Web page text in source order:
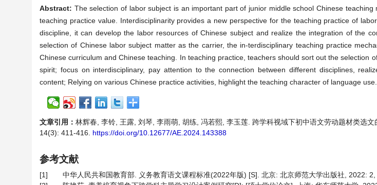
Abstract: The selection of labor subject is an important part of junior middle school Chinese
teaching practice value. Interdisciplinarity provides a new perspective for the teaching practice of
discipline, it can develop the labor resources of Chinese subject and realize the integration of the
selection of Chinese labor subject matter as the carrier, the in-terdisciplinary teaching practice
Chinese curriculum and Chinese teaching. In teaching practice, teachers should sort out the selection
spirit; focus on interdisciplinary, pay attention to the connection between different disciplines,
content; Relying on various Chinese practice activities, highlight the teaching character of language use.
文章引用： 林辉春, 李铃, 王露, 刘琴, 李雨萌, 胡练, 冯若熙, 李玉莲. 跨学科视域下初中语文劳动题材类选
14(3): 411-416. https://doi.org/10.12677/AE.2024.143388
参考文献
[1]
中华人民共和国教育部. 义务教育语文课程标准(2022年版) [S]. 北京: 北京师范大学出版社, 2022: 2,